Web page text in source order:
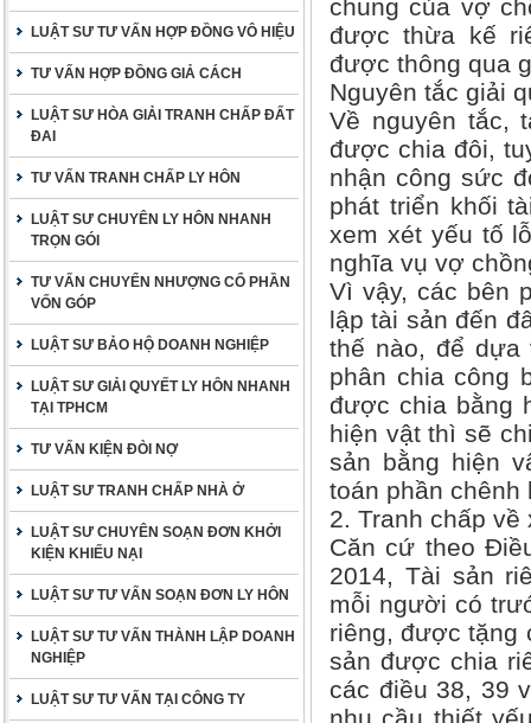
LUẬT SƯ TƯ VẤN HỢP ĐỒNG VÔ HIỆU
TƯ VẤN HỢP ĐỒNG GIẢ CÁCH
LUẬT SƯ HÒA GIẢI TRANH CHẤP ĐẤT
ĐAI
TƯ VẤN TRANH CHẤP LY HÔN
LUẬT SƯ CHUYÊN LY HÔN NHANH
TRỌN GÓI
TƯ VẤN CHUYỂN NHƯỢNG CỔ PHẦN
VỐN GÓP
LUẬT SƯ BẢO HỘ DOANH NGHIỆP
LUẬT SƯ GIẢI QUYẾT LY HÔN NHANH
TẠI TPHCM
TƯ VẤN KIỆN ĐÒI NỢ
LUẬT SƯ TRANH CHẤP NHÀ Ở
LUẬT SƯ CHUYÊN SOẠN ĐƠN KHỞI
KIỆN KHIẾU NẠI
LUẬT SƯ TƯ VẤN SOẠN ĐƠN LY HÔN
LUẬT SƯ TƯ VẤN THÀNH LẬP DOANH
NGHIỆP
LUẬT SƯ TƯ VẤN TẠI CÔNG TY
chung của vợ
được thừa kế
được thông qua
Nguyên tắc giải
Về nguyên tắc,
được chia đôi,
nhận công sức
phát triển khối
xem xét yếu tố
nghĩa vụ vợ
Vì vậy, các bên
lập tài sản đến
thế nào, để
phân chia công
được chia bằng
hiện vật thì sẽ
sản bằng hiện
toán phần chênh
2. Tranh chấp
Căn cứ theo
2014, Tài sản
mỗi người có
riêng, được tặng
sản được chia
các điều 38, 39